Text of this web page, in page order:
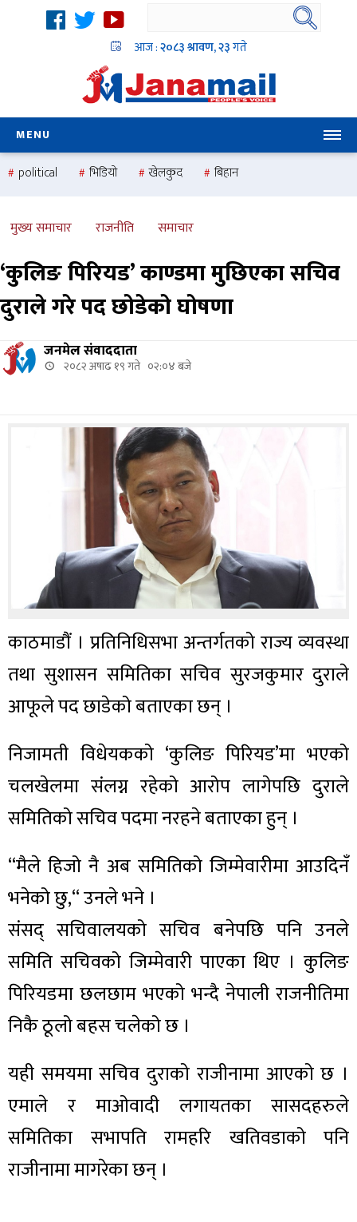
आज :२०८३ श्रावण, २३गते
MENU
political भिडियो खेलकुद
बिहान
national
health
मुख्य समाचार राजनीति समाचार
‘कुलिङ पिरियड’ काण्डमा मुछिएका सचिव
दुराले गरे पद छोडेको घोषणा
जनमेल संवाददाता
२०८२ अषाढ १९ गते ०२:०४ बजे
काठमाडौं । प्रतिनिधिसभा अन्तर्गतको राज्य व्यवस्था
तथा सुशासन समितिका सचिव सुरजकुमार दुराले
आफूले पद छाडेको बताएका छन् ।
निजामती विधेयकको ‘कुलिङ पिरियड’मा भएको
चलखेलमा संलग्न रहेको आरोप लागेपछि दुराले
समितिको सचिव पदमा नरहने बताएका हुन् ।
“मैले हिजो नै अब समितिको जिम्मेवारीमा आउदिनँ
भनेको छु,“ उनले भने ।
संसद् सचिवालयको सचिव बनेपछि पनि उनले
समिति सचिवको जिम्मेवारी पाएका थिए । कुलिङ
पिरियडमा छलछाम भएको भन्दै नेपाली राजनीतिमा
निकै ठूलो बहस चलेको छ ।
यही समयमा सचिव दुराको राजीनामा आएको छ ।
एमाले र माओवादी लगायतका सासदहरुले
समितिका सभापति रामहरि खतिवडाको पनि
राजीनामा मागरेका छन् ।